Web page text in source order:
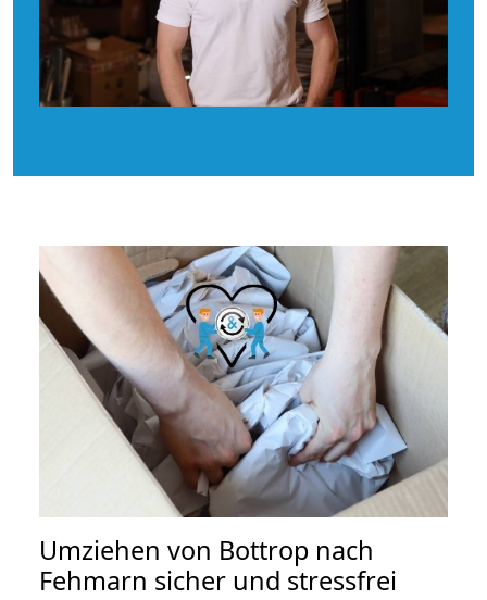
Umziehen von Bottrop nach
Fehmarn sicher und stressfrei